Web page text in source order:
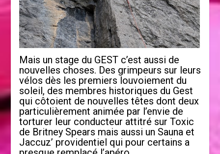
Mais un stage du GEST c’est aussi de
nouvelles choses. Des grimpeurs sur leurs
vélos dès les premiers louvoiement du
soleil, des membres historiques du Gest
qui côtoient de nouvelles têtes dont deux
particulièrement animée par l’envie de
torturer leur conducteur attitré sur Toxic
de Britney Spears mais aussi un Sauna et
Jaccuz’ providentiel qui pour certains a